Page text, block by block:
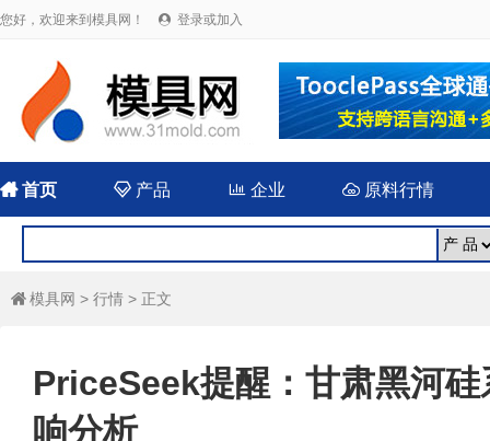
您好，欢迎来到模具网！  登录或加入
首页  产品 企业 原料行情
 模具网 > 行情 > 正文
PriceSeek提醒：甘肃黑河
响分析